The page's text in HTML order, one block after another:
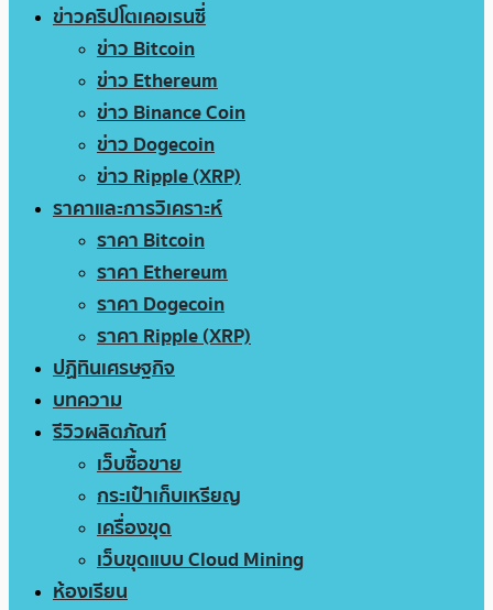
ข่าวคริปโตเคอเรนซี่
ข่าว Bitcoin
ข่าว Ethereum
ข่าว Binance Coin
ข่าว Dogecoin
ข่าว Ripple (XRP)
ราคาและการวิเคราะห์
ราคา Bitcoin
ราคา Ethereum
ราคา Dogecoin
ราคา Ripple (XRP)
ปฏิทินเศรษฐกิจ
บทความ
รีวิวผลิตภัณฑ์
เว็บซื้อขาย
กระเป๋าเก็บเหรียญ
เครื่องขุด
เว็บขุดแบบ Cloud Mining
ห้องเรียน